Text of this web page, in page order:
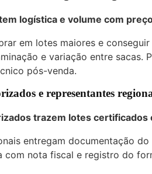
logística e volume com
em lotes maiores e
e variação entre sacas.
pós-venda.
e representantes
trazem lotes certificados
entregam documentação
com nota fiscal e registro do